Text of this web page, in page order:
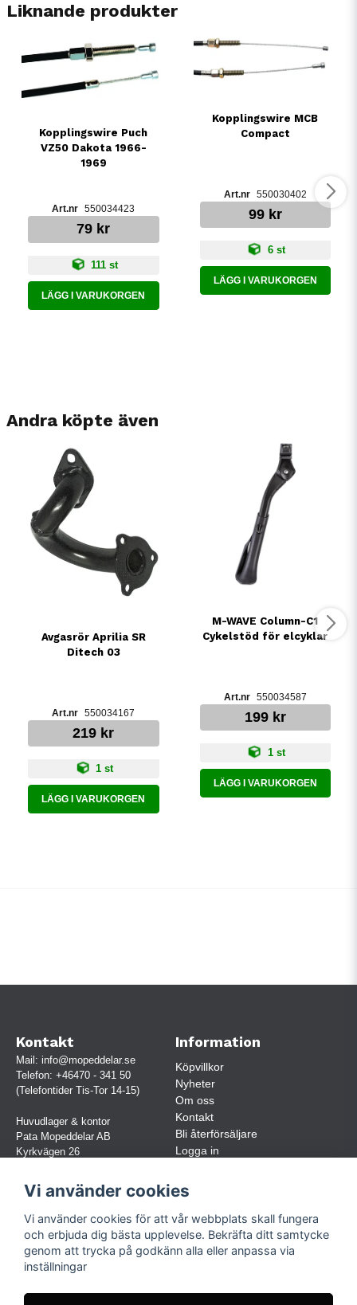
Liknande produkter
Kopplingswire Puch
VZ50 Dakota 1966-
1969
550034423
79 kr
111 st
LÄGG I VARUKORGEN
Kopplingswire MCB
Compact
550030402
99 kr
6 st
LÄGG I VARUKORGEN
Andra köpte även
Avgasrör Aprilia SR
Ditech 03
550034167
219 kr
1 st
LÄGG I VARUKORGEN
M-WAVE Column-C1
Cykelstöd för elcyklar
550034587
199 kr
1 st
LÄGG I VARUKORGEN
Kontakt
Mail: info@mopeddelar.se
Telefon: +46470 - 341 50
(Telefontider Tis-Tor 14-15)
Huvudlager & kontor
Pata Mopeddelar AB
Kyrkvägen 26
(OBS. Endast förbokade besök)
Org.nr:
559030-5248
Jur. namn: Pata Mopeddelar AB
Information
Köpvillkor
Nyheter
Om oss
Kontakt
Bli återförsäljare
Logga in
Följ oss
Vi använder cookies
Vi använder cookies för att vår webbplats skall fungera
och erbjuda dig bästa upplevelse. Bekräfta ditt samtycke
genom att trycka på godkänn alla eller anpassa via
inställningar